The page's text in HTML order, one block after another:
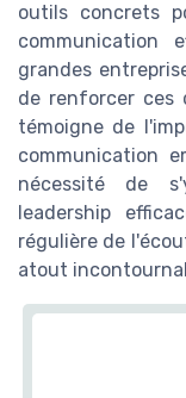
outils concrets
communication
grandes
de renforcer ces
témoigne de
communication
nécessité de
leadership
régulière de
atout